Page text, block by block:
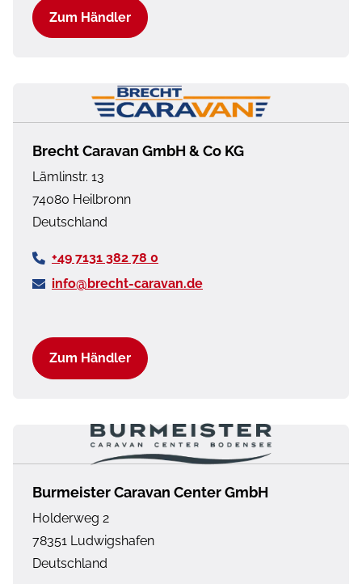
Zum Händler
Brecht Caravan GmbH & Co KG
Lämlinstr. 13
74080 Heilbronn
Deutschland
+49 7131 382 78 0
info@brecht-caravan.de
Zum Händler
Burmeister Caravan Center GmbH
Holderweg 2
78351 Ludwigshafen
Deutschland